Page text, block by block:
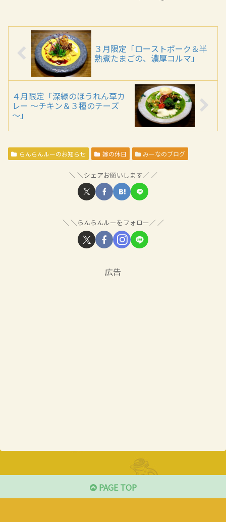
３月限定「ローストポーク＆半
熟煮たまごの、濃厚コルマ」
４月限定「深緑のほうれん草カ
レー ～チキン＆３種のチーズ
～」
らんらんルーのお知らせ 嫁の休日 みーなのブログ
＼シェアお願いします／
＼らんらんルーをフォロー／
広告
PAGE TOP